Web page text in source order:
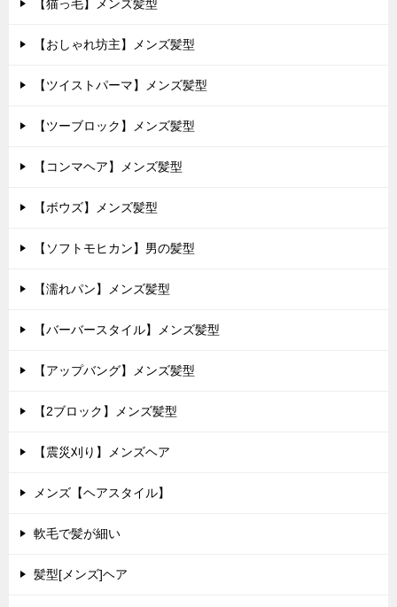
【猫っ毛】メンズ髪型
【おしゃれ坊主】メンズ髪型
【ツイストパーマ】メンズ髪型
【ツーブロック】メンズ髪型
【コンマヘア】メンズ髪型
【ボウズ】メンズ髪型
【ソフトモヒカン】男の髪型
【濡れパン】メンズ髪型
【バーバースタイル】メンズ髪型
【アップバング】メンズ髪型
【2ブロック】メンズ髪型
【震災刈り】メンズヘア
メンズ【ヘアスタイル】
軟毛で髪が細い
髪型[メンズ]ヘア